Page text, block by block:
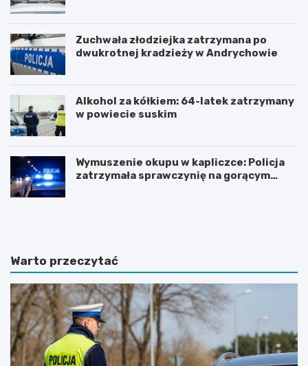
Zuchwała złodziejka zatrzymana po
dwukrotnej kradzieży w Andrychowie
Alkohol za kółkiem: 64-latek zatrzymany
w powiecie suskim
Wymuszenie okupu w kapliczce: Policja
zatrzymała sprawczynię na gorącym
Z
n
y
w
z
r
o
s
t
Z
s
k
o
t
u
r
y
s
Warto przeczytać